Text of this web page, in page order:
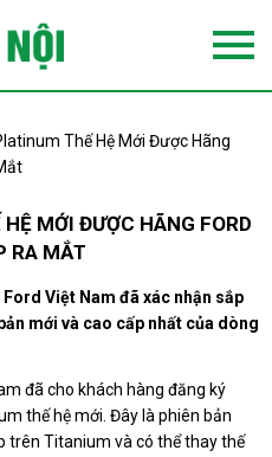
Thế Hệ Mới Được Hãng
MỚI ĐƯỢC HÃNG FORD
RA MẮT
Việt Nam đã xác nhận sắp
mới và cao cấp nhất của dòng
đã cho khách hàng đăng ký
thế hệ mới. Đây là phiên bản
trên Titanium và có thể thay thế